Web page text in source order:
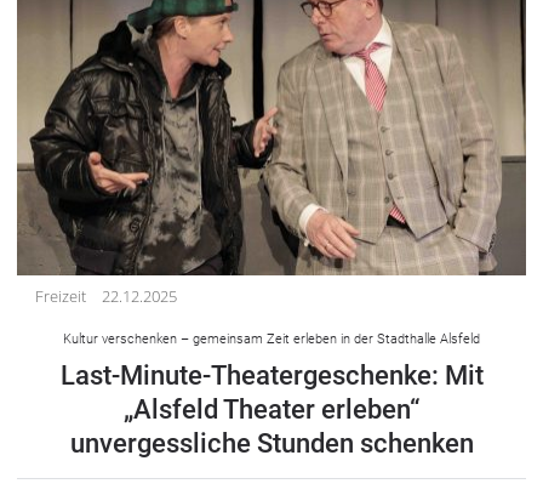
Freizeit 22.12.2025
Kultur verschenken – gemeinsam Zeit erleben in der Stadthalle Alsfeld
Last-Minute-Theatergeschenke: Mit
„Alsfeld Theater erleben“
unvergessliche Stunden schenken